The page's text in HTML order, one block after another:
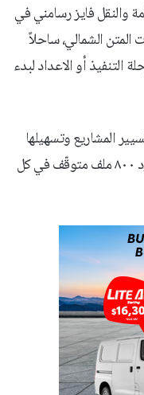
والنقل فايز رسامني في
الشمالي، ساحلاً
التنفيذ أو الاعداد لبدء
المشاريع وتسهيلها
بين وزارتي الأشغال والمال في ضوء وجود ٨٠٠ ملف متوقّف في كل